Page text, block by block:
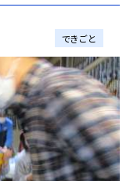
できごと